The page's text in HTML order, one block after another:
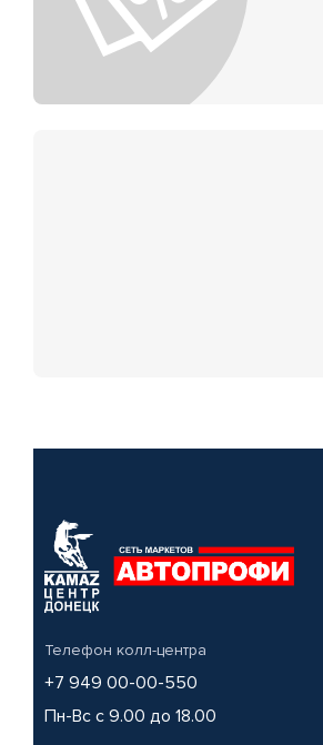
Телефон колл-центра
+7 949 00-00-550
Пн-Вс с 9.00 до 18.00